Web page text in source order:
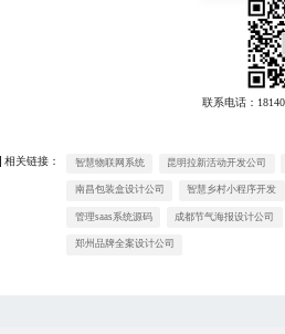
联系电话：
相关链接： 智慧物联网系统 昆明拉新活动开发公司
南昌包装盒设计公司 智慧乡村小程序开发
管理saas系统源码 成都节气海报设计公司
郑州品牌全案设计公司